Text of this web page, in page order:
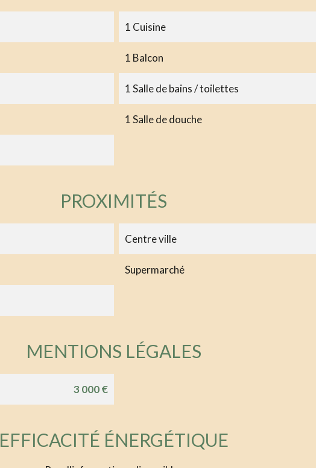
1 Cuisine
1 Balcon
1 Salle de bains / toilettes
1 Salle de douche
PROXIMITÉS
Centre ville
Supermarché
MENTIONS LÉGALES
3 000 €
EFFICACITÉ ÉNERGÉTIQUE